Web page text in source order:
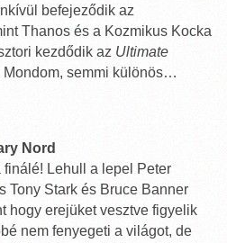
befejeződik az
Thanos és a Kozmikus Kocka
kezdődik az Ultimate
Mondom, semmi különös…
Nord
finálé! Lehull a lepel Peter
Tony Stark és Bruce Banner
hogy erejüket vesztve figyelik
nem fenyegeti a világot, de